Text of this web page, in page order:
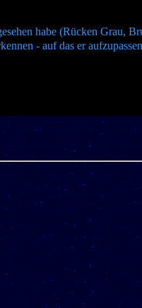
habe (Rücken Grau,
- auf das er